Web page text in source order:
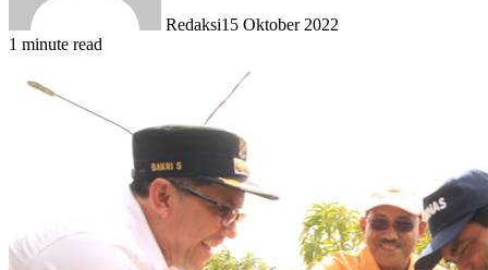
Redaksi15 Oktober 2022
1 minute read